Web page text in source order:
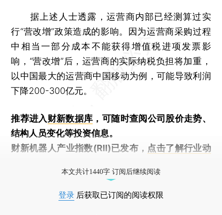
据上述人士透露，运营商内部已经测算过实
行“营改增”政策造成的影响。因为运营商采购过程
中相当一部分成本不能获得增值税进项发票影
响，“营改增”后，运营商的实际纳税负担将加重，
以中国最大的运营商中国移动为例，可能导致利润
下降200-300亿元。
推荐进入财新数据库 ，可随时查阅公司股价走势、
结构人员变化等投资信息。
财新机器人产业指数(RII)已发布， 点击了解行业动
本文共计1440字 订阅后继续阅读
登录 后获取已订阅的阅读权限